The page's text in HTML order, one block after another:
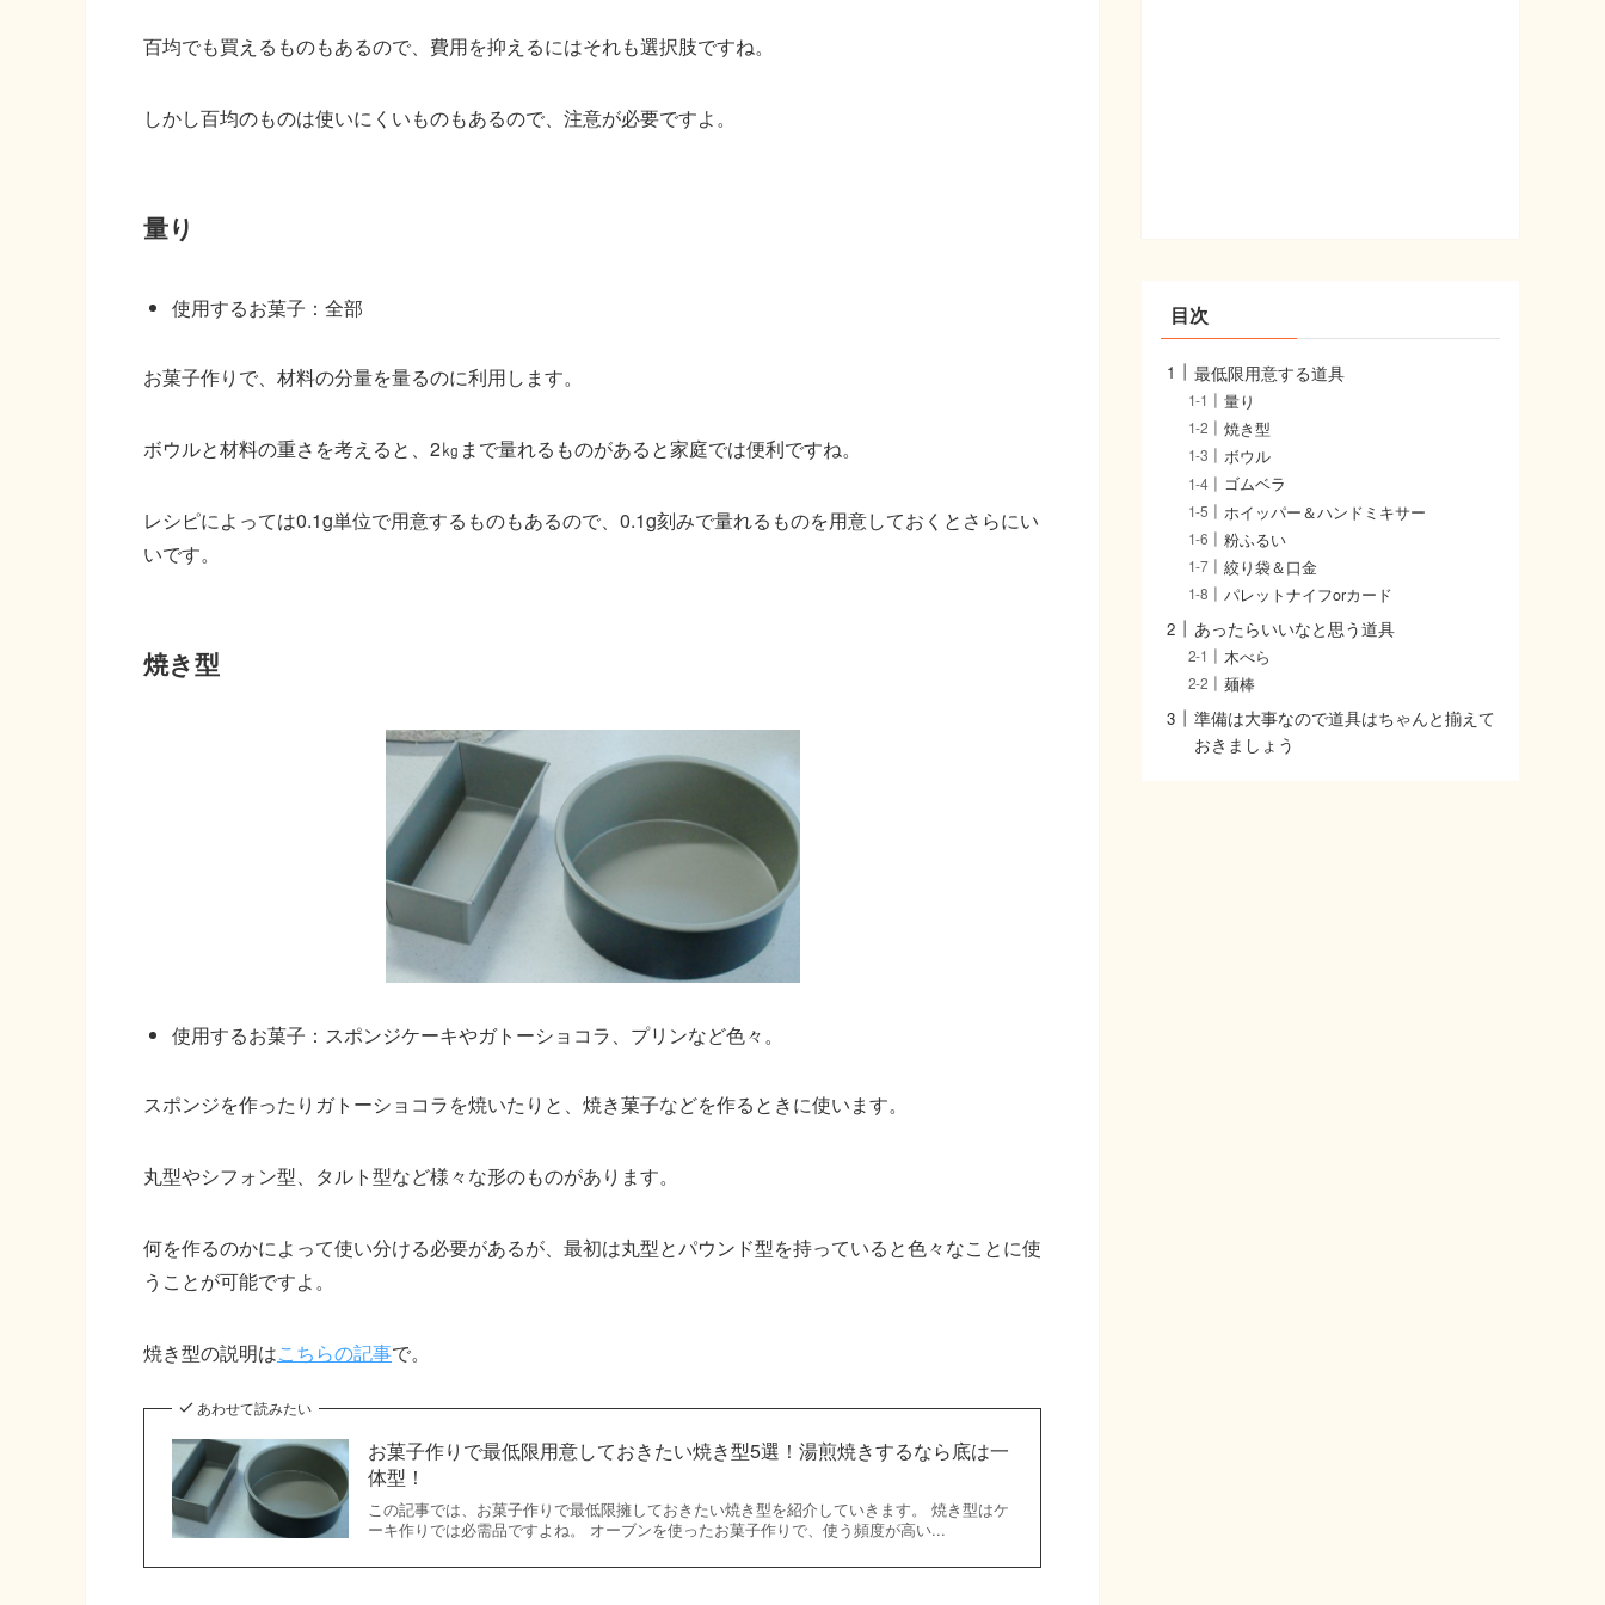
百均でも買えるものもあるので、費用を抑えるにはそれも選択肢ですね。
しかし百均のものは使いにくいものもあるので、注意が必要ですよ。
量り
使用するお菓子 ：全部
お菓子作りで、材料の分量を量るのに利用します。
ボウルと材料の重さを考えると、2㎏まで量れるものがあると家庭では便利ですね。
レシピによっては0.1g単位で用意するものもあるので、0.1g刻みで量れるものを用意しておくとさらにい
いです。
焼き型
使用するお菓子 ：スポンジケーキやガトーショコラ、プリンなど色々。
スポンジを作ったりガトーショコラを焼いたりと、焼き菓子などを作るときに使います。
丸型やシフォン型、タルト型など様々な形のものがあります。
何を作るのかによって使い分ける必要があるが、最初は丸型とパウンド型を持っていると色々なことに使
うことが可能ですよ。
焼き型の説明はこちらの記事で。
あわせて読みたい
お菓子作りで最低限用意しておきたい焼き型5選！湯煎焼きするなら底は一
体型！
この記事では、お菓子作りで最低限擁しておきたい焼き型を紹介していきます。 焼き型はケ
ーキ作りでは必需品ですよね。 オーブンを使ったお菓子作りで、使う頻度が高い...
目次
最低限用意する道具
量り
焼き型
ボウル
ゴムベラ
ホイッパー＆ハンドミキサー
粉ふるい
絞り袋＆口金
パレットナイフorカード
あったらいいなと思う道具
木べら
麺棒
準備は大事なので道具はちゃんと揃えて
おきましょう